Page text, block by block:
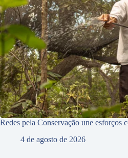
Redes pela Conservação une esforços
4 de agosto de 2026